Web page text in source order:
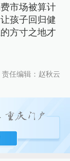
市场被算计
孩子回归健
方寸之地才
责任编辑：赵秋云